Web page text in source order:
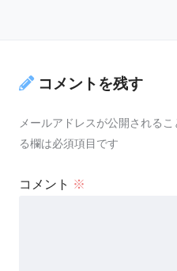
コメントを残す
メールアドレスが公開されるこ
る欄は必須項目です
コメント ※